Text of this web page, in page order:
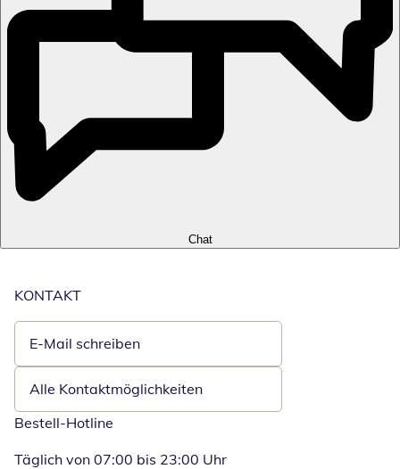
Chat
KONTAKT
E-Mail schreiben
Öffnet E-Mail-Client
Alle Kontaktmöglichkeiten
Bestell-Hotline
Täglich von 07:00 bis 23:00 Uhr